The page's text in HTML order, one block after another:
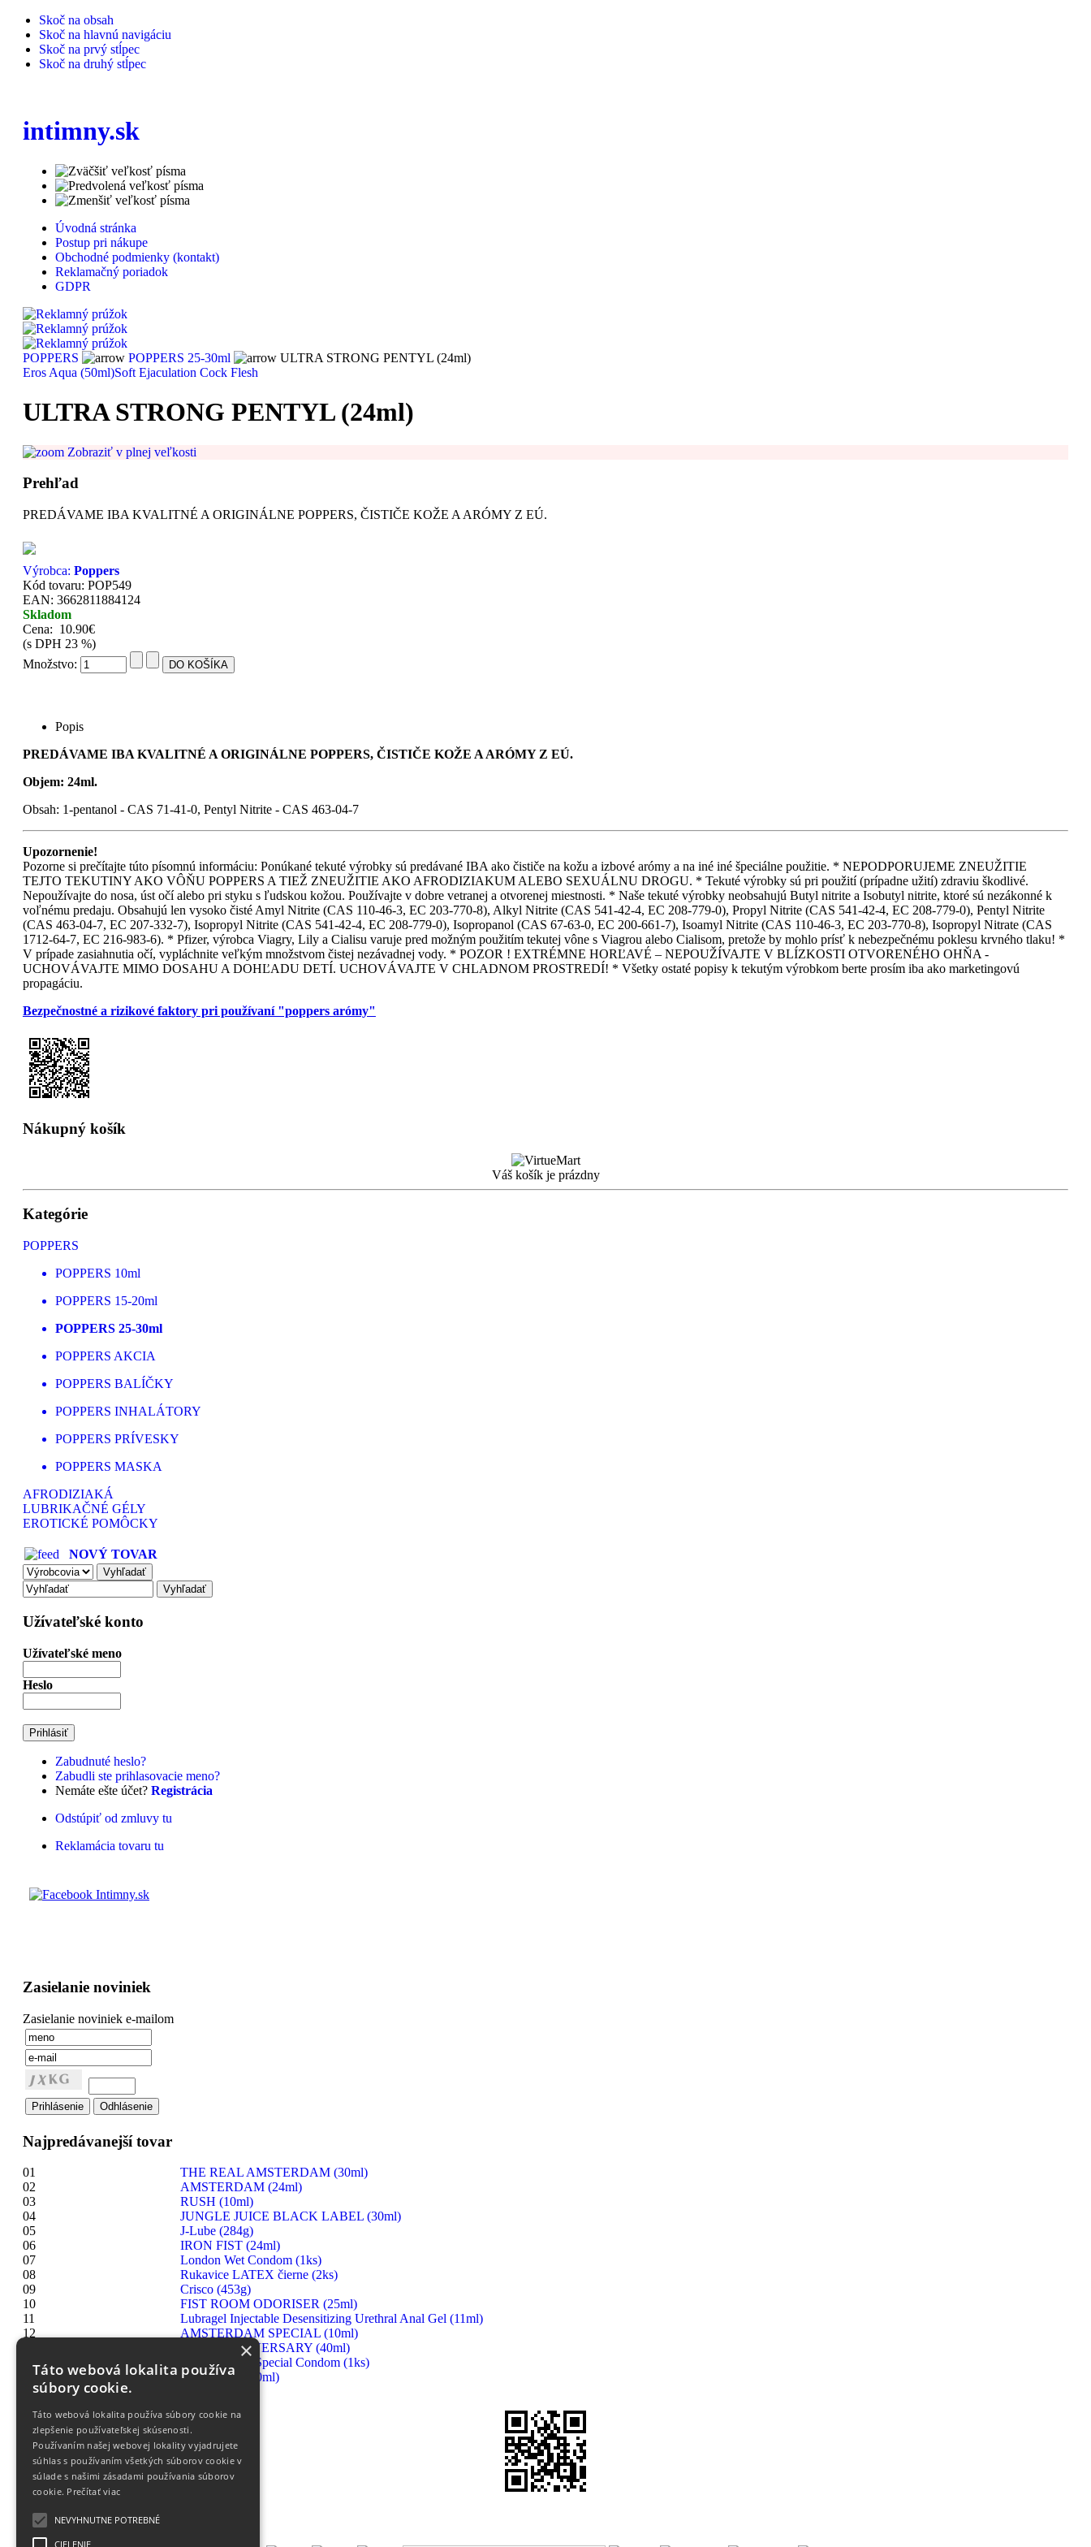
Skoč na obsah
Skoč na hlavnú navigáciu
Skoč na prvý stĺpec
Skoč na druhý stĺpec
intimny.sk
Úvodná stránka
Postup pri nákupe
Obchodné podmienky (kontakt)
Reklamačný poriadok
GDPR
POPPERS POPPERS 25-30ml
ULTRA STRONG PENTYL (24ml)
Eros Aqua (50ml)Soft Ejaculation Cock Flesh
ULTRA STRONG PENTYL (24ml)
Zobraziť v plnej veľkosti
Prehľad
PREDÁVAME IBA KVALITNÉ A ORIGINÁLNE POPPERS, ČISTIČE KOŽE A ARÓMY Z EÚ.
Výrobca: Poppers
Kód tovaru: POP549
EAN: 3662811884124
Skladom
Cena: 10.90€
(s DPH 23 %)
Množstvo:
Popis
PREDÁVAME IBA KVALITNÉ A ORIGINÁLNE POPPERS, ČISTIČE KOŽE A ARÓMY Z EÚ.
Objem: 24ml.
Obsah: 1-pentanol - CAS 71-41-0, Pentyl Nitrite - CAS 463-04-7
Upozornenie!
Pozorne si prečítajte túto písomnú informáciu: Ponúkané tekuté výrobky sú predávané IBA ako čističe na kožu a izbové arómy a na iné iné špeciálne použitie. * NEPODPORUJEME ZNEUŽITIE
TEJTO TEKUTINY AKO VÔŇU POPPERS A TIEŽ ZNEUŽITIE AKO AFRODIZIAKUM ALEBO SEXUÁLNU DROGU. * Tekuté výrobky sú pri použití (prípadne užití) zdraviu škodlivé.
Nepoužívajte do nosa, úst očí alebo pri styku s ľudskou kožou. Používajte v dobre vetranej a otvorenej miestnosti. * Naše tekuté výrobky neobsahujú Butyl nitrite a Isobutyl nitrite, ktoré sú nezákonné k
voľnému predaju. Obsahujú len vysoko čisté Amyl Nitrite (CAS 110-46-3, EC 203-770-8), Alkyl Nitrite (CAS 541-42-4, EC 208-779-0), Propyl Nitrite (CAS 541-42-4, EC 208-779-0), Pentyl Nitrite
(CAS 463-04-7, EC 207-332-7), Isopropyl Nitrite (CAS 541-42-4, EC 208-779-0), Isopropanol (CAS 67-63-0, EC 200-661-7), Isoamyl Nitrite (CAS 110-46-3, EC 203-770-8), Isopropyl Nitrate (CAS
1712-64-7, EC 216-983-6). * Pfizer, výrobca Viagry, Lily a Cialisu varuje pred možným použitím tekutej vône s Viagrou alebo Cialisom, pretože by mohlo prísť k nebezpečnému poklesu krvného tlaku! *
V prípade zasiahnutia očí, vypláchnite veľkým množstvom čistej nezávadnej vody. * POZOR ! EXTRÉMNE HORĽAVÉ – NEPOUŽÍVAJTE V BLÍZKOSTI OTVORENÉHO OHŇA -
UCHOVÁVAJTE MIMO DOSAHU A DOHĽADU DETÍ. UCHOVÁVAJTE V CHLADNOM PROSTREDÍ! * Všetky ostaté popisy k tekutým výrobkom berte prosím iba ako marketingovú
propagáciu.
Bezpečnostné a rizikové faktory pri používaní "poppers arómy"
Nákupný košík
Váš košík je prázdny
Kategórie
POPPERS
POPPERS 10ml
POPPERS 15-20ml
POPPERS 25-30ml
POPPERS AKCIA
POPPERS BALÍČKY
POPPERS INHALÁTORY
POPPERS PRÍVESKY
POPPERS MASKA
AFRODIZIAKÁ
LUBRIKAČNÉ GÉLY
EROTICKÉ POMÔCKY
NOVÝ TOVAR
Užívateľské konto
Užívateľské meno
Heslo
Zabudnuté heslo?
Zabudli ste prihlasovacie meno?
Nemáte ešte účet? Registrácia
Odstúpiť od zmluvy tu
Reklamácia tovaru tu
Zasielanie noviniek
Zasielanie noviniek e-mailom
Najpredávanejší tovar
01
THE REAL AMSTERDAM (30ml)
02
AMSTERDAM (24ml)
03
RUSH (10ml)
04
JUNGLE JUICE BLACK LABEL (30ml)
05
J-Lube (284g)
06
IRON FIST (24ml)
07
London Wet Condom (1ks)
08
Rukavice LATEX čierne (2ks)
09
Crisco (453g)
10
FIST ROOM ODORISER (25ml)
11
Lubragel Injectable Desensitizing Urethral Anal Gel (11ml)
12
AMSTERDAM SPECIAL (10ml)
RUSH ANNIVERSARY (40ml)
14
London Extra Special Condom (1ks)
15
HIGHRISE (30ml)
×
Táto webová lokalita používa
súbory cookie.
Táto webová lokalita používa súbory cookie na
zlepšenie používateľskej skúsenosti.
Používaním našej webovej lokality vyjadrujete
súhlas s používaním všetkých súborov cookie v
súlade s našimi zásadami používania súborov
cookie. Prečítať viac
NEVYHNUTNE POTREBNÉ
CIELENIE